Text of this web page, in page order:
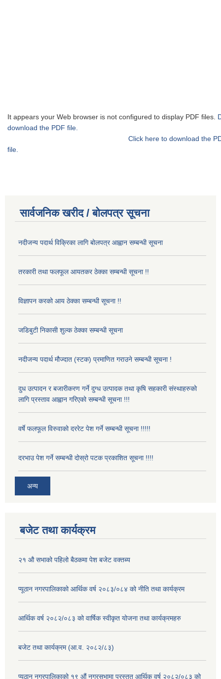
It appears your Web browser is not configured to display PDF files.
download the PDF file.
Click here to download the
file.
सार्वजनिक खरीद / बोलपत्र सूचना
नदीजन्य पदार्थ विक्रिका लागि बोलपत्र आह्वान सम्बन्धी सूचना
तरकारी तथा फलफूल आयतकर ठेक्का सम्बन्धी सूचना !!
विज्ञापन करको आय ठेक्का सम्बन्धी सूचना !!
जडिबुटी निकासी शुल्क ठेक्का सम्बन्धी सूचना
नदीजन्य पदार्थ मौज्दात (स्टक) प्रमाणित गराउने सम्बन्धी सूचना !
दुध उत्पादन र बजारीकरण गर्ने दुग्ध उत्पादक तथा कृषि सहकारी संस्थाहरुको
लागि प्रस्ताव आह्वान गरिएको सम्बन्धी सूचना !!!
वर्षे फलफूल विरुवाको दररेट पेश गर्ने सम्बन्धी सूचना !!!!!
दरभाउ पेश गर्ने सम्बन्धी दोस्रो पटक प्रकाशित सूचना !!!!
अन्य
बजेट तथा कार्यक्रम
२१ औ सभाको पहिलो बैठकमा पेश बजेट वक्तब्य
प्यूठान नगरपालिकाको आर्थिक वर्ष २०८३/०८४ को नीति तथा कार्यक्रम
आर्थिक वर्ष २०८२/०८३ को वार्षिक स्वीकृत योजना तथा कार्यक्रमहरु
बजेट तथा कार्यक्रम (आ.व. २०८२/८३)
प्यूठान नगरपालिकाको १९ औं नगरसभामा प्रस्तुत आर्थिक वर्ष २०८२/०८३ को